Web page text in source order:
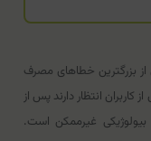
از بزرگترین خطاهای مصرف
انتظار دارند پس از
غیرممکن است.